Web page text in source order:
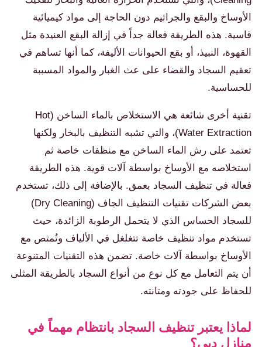
الأوساخ والبقع والجراثيم دون الحاجة إلى مواد كيميائية
قاسية. هذه الطريقة فعالة جداً في إزالة البقع العنيدة مثل
القهوة، النبيذ، أو بقع الحيوانات الأليفة، كما أنها تساهم في
تعقيم السجاد والقضاء على عث الغبار والمواد المسببة
للحساسية.
تقنية أخرى شائعة هي الاستخلاص بالماء الساخن (Hot
Water Extraction)، والتي تشبه التنظيف بالبخار ولكنها
تعتمد على رش الماء الساخن مع منظفات خاصة ثم
استخلاصه مع الأوساخ بواسطة آلات قوية. هذه الطريقة
فعالة في تنظيف السجاد بعمق. بالإضافة إلى ذلك، تستخدم
بعض الشركات تقنيات التنظيف الجاف (Dry Cleaning)
للسجاد الحساس الذي لا يتحمل الرطوبة الزائدة، حيث
تستخدم مواد تنظيف خاصة تتغلغل في الألياف وتُمتص مع
الأوساخ بواسطة آلات خاصة. تضمن هذه التقنيات المتنوعة
أن يتم التعامل مع كل نوع من أنواع السجاد بالطريقة المثلى
للحفاظ على جودته ومتانته.
لماذا يعتبر تنظيف السجاد بانتظام مهماً في
منازل دبي؟